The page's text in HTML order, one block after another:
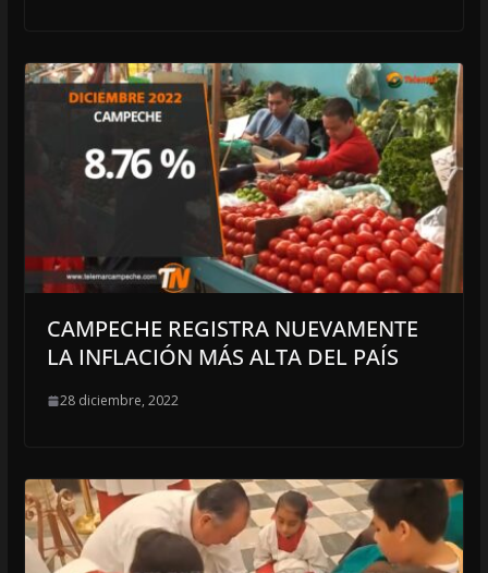
CAMPECHE REGISTRA NUEVAMENTE
LA INFLACIÓN MÁS ALTA DEL PAÍS
28 diciembre, 2022